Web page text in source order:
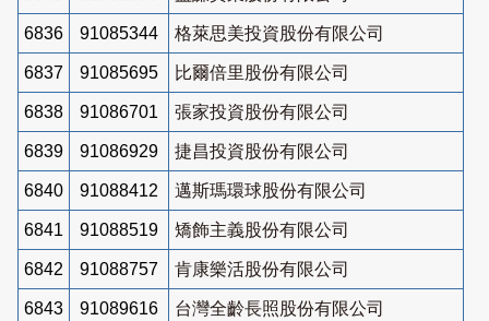
6836 91085344 格萊思美投資股份有限公司
6837 91085695 比爾倍里股份有限公司
6838 91086701 張家投資股份有限公司
6839 91086929 捷昌投資股份有限公司
6840 91088412 邁斯瑪環球股份有限公司
6841 91088519 矯飾主義股份有限公司
6842 91088757 肯康樂活股份有限公司
6843 91089616 台灣全齡長照股份有限公司